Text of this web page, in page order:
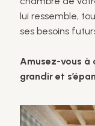
lui ressemble,
ses besoins
Amusez-vous à
grandir et